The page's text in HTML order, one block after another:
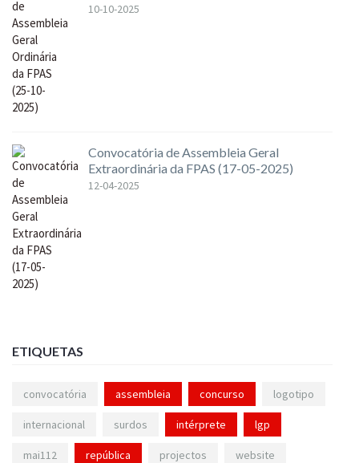
10-10-2025
Convocatória de Assembleia Geral
Extraordinária da FPAS (17-05-2025)
12-04-2025
ETIQUETAS
convocatória assembleia concurso logotipo
internacional surdos intérprete lgp
mai112 república projectos website